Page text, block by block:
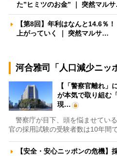
た”ヒミツのお金” ｜ 突然マル
【第8回】年利はなんと14.6％
上がっていく ｜ 突然マルサ…
河合雅司「人口減少ニッ
【「警察官離れ」
が本気で取り組む
現…
警察庁が目下、頭を悩ませてい
官の採用試験の受験者数は10年間
【安全・安心ニッポンの危機